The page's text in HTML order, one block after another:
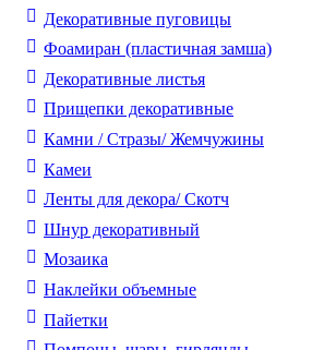
Декоративные пуговицы
Фоамиран (пластичная замша)
Декоративные листья
Прищепки декоративные
Камни / Cтразы/ Жемчужины
Камеи
Ленты для декора/ Скотч
Шнур декоративный
Мозаика
Наклейки объемные
Пайетки